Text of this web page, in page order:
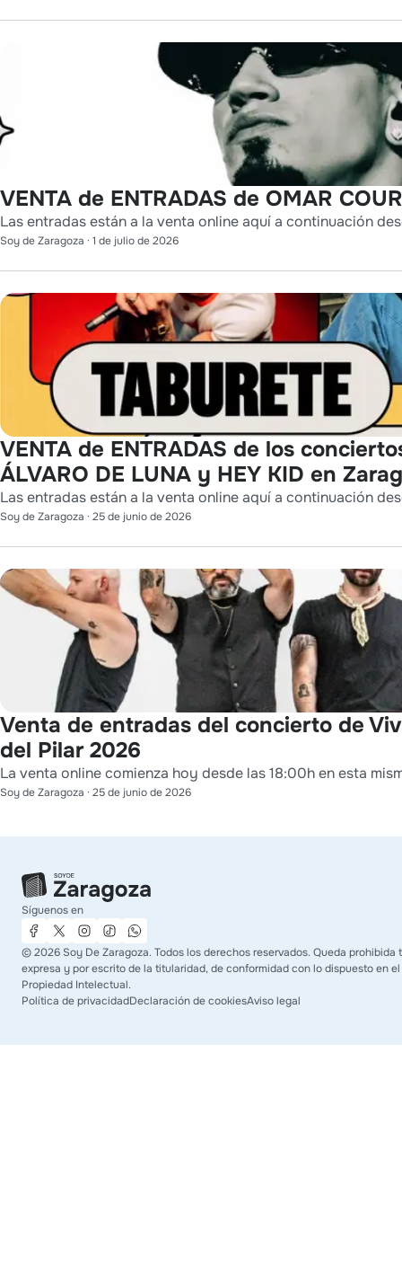
VENTA de ENTRADAS de OMAR
Las entradas están a la venta online aquí a continuación
Soy de Zaragoza · 1 de julio de 2026
VENTA de ENTRADAS de los
ÁLVARO DE LUNA y HEY KID en
Las entradas están a la venta online aquí a continuación
Soy de Zaragoza · 25 de junio de 2026
Venta de entradas del concierto de
del Pilar 2026
La venta online comienza hoy desde las 18:00h en esta
Soy de Zaragoza · 25 de junio de 2026
Síguenos en
©2026 Soy De Zaragoza. Todos los derechos reservados. Queda
expresa y por escrito de la titularidad, de conformidad con lo dispuesto en
Propiedad Intelectual.
Política de privacidadDeclaración de cookiesAviso legal